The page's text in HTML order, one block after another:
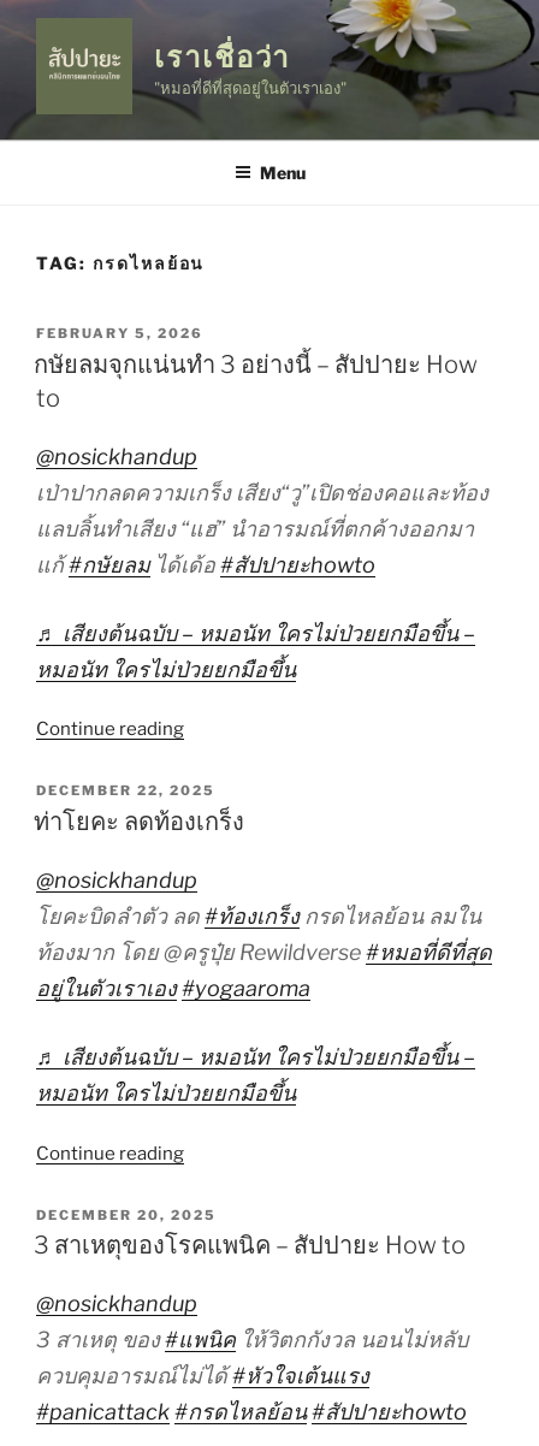
to
content
เราเชื่อว่า
"หมอที่ดีที่สุดอยู่ในตัวเราเอง"
Menu
TAG: กรดไหลย้อน
POSTED
ON
FEBRUARY 5, 2026
กษัยลมจุกแน่นทำ 3 อย่างนี้ – สัปปายะ How
to
@nosickhandup
เป่าปากลดความเกร็ง เสียง“วู”เปิดช่องคอและท้อง
แลบลิ้นทำเสียง “แฮ่” นำอารมณ์ที่ตกค้างออกมา
แก้#กษัยลมได้เด้อ#สัปปายะhowto
♬ เสียงต้นฉบับ – หมอนัท ใครไม่ป่วยยกมือขึ้น –
หมอนัท ใครไม่ป่วยยกมือขึ้น
Continue reading“กษัย
จุก
แน่น
3
นี้
–
สัป
to”
POSTED
ON
DECEMBER 22, 2025
ท่าโยคะ ลดท้องเกร็ง
@nosickhandup
โยคะบิดลำตัว ลด#ท้องเกร็งกรดไหลย้อน ลมใน
ท้องมาก โดย @ครูปุ๋ย Rewildverse#หมอที่ดีที่สุด
อยู่ในตัวเราเอง#yogaaroma
♬ เสียงต้นฉบับ – หมอนัท ใครไม่ป่วยยกมือขึ้น –
หมอนัท ใครไม่ป่วยยกมือขึ้น
Continue reading“ท่า
ลด
ท้อง
POSTED
ON
DECEMBER 20, 2025
3 สาเหตุของโรคแพนิค – สัปปายะ How to
@nosickhandup
3 สาเหตุ ของ#แพนิค ให้วิตกกังวล นอนไม่หลับ
ควบคุมอารมณ์ไม่ได้#หัวใจเต้นแรง
#panicattack#กรดไหลย้อน#สัปปายะhowto